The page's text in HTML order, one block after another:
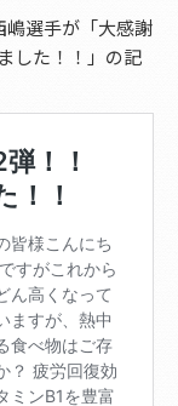
嶋選手が「大感謝
した！！」の記